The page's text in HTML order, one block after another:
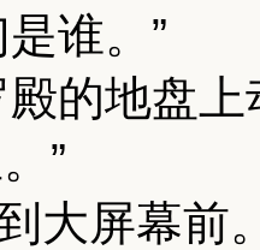
谁。”
殿的地盘
”
大屏幕前